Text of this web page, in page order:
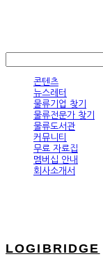
콘텐츠
뉴스레터
물류기업 찾기
물류전문가 찾기
물류도서관
커뮤니티
무료 자료집
멤버십 안내
회사소개서
LOGIBRIDGE